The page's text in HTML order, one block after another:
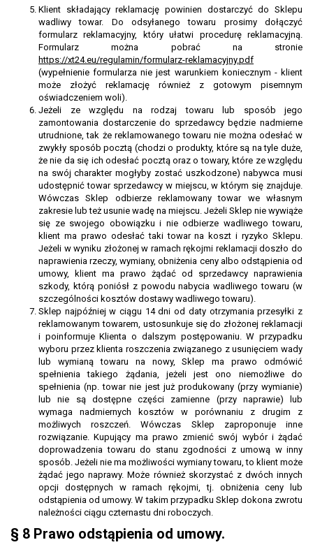
Klient składający reklamację powinien dostarczyć do Sklepu
wadliwy towar. Do odsyłanego towaru prosimy dołączyć
formularz reklamacyjny, który ułatwi procedurę reklamacyjną.
Formularz można pobrać na stronie
https://xt24.eu/regulamin/formularz-reklamacyjny.pdf
(wypełnienie formularza nie jest warunkiem koniecznym - klient
może złożyć reklamację również z gotowym pisemnym
oświadczeniem woli).
Jeżeli ze względu na rodzaj towaru lub sposób jego
zamontowania dostarczenie do sprzedawcy będzie nadmierne
utrudnione, tak że reklamowanego towaru nie można odesłać w
zwykły sposób pocztą (chodzi o produkty, które są na tyle duże,
że nie da się ich odesłać pocztą oraz o towary, które ze względu
na swój charakter mogłyby zostać uszkodzone) nabywca musi
udostępnić towar sprzedawcy w miejscu, w którym się znajduje.
Wówczas Sklep odbierze reklamowany towar we własnym
zakresie lub też usunie wadę na miejscu. Jeżeli Sklep nie wywiąże
się ze swojego obowiązku i nie odbierze wadliwego towaru,
klient ma prawo odesłać taki towar na koszt i ryzyko Sklepu.
Jeżeli w wyniku złożonej w ramach rękojmi reklamacji doszło do
naprawienia rzeczy, wymiany, obniżenia ceny albo odstąpienia od
umowy, klient ma prawo żądać od sprzedawcy naprawienia
szkody, którą poniósł z powodu nabycia wadliwego towaru (w
szczególności kosztów dostawy wadliwego towaru).
Sklep najpóźniej w ciągu 14 dni od daty otrzymania przesyłki z
reklamowanym towarem, ustosunkuje się do złożonej reklamacji
i poinformuje Klienta o dalszym postępowaniu. W przypadku
wyboru przez klienta roszczenia związanego z usunięciem wady
lub wymianą towaru na nowy, Sklep ma prawo odmówić
spełnienia takiego żądania, jeżeli jest ono niemożliwe do
spełnienia (np. towar nie jest już produkowany (przy wymianie)
lub nie są dostępne części zamienne (przy naprawie) lub
wymaga nadmiernych kosztów w porównaniu z drugim z
możliwych roszczeń. Wówczas Sklep zaproponuje inne
rozwiązanie. Kupujący ma prawo zmienić swój wybór i żądać
doprowadzenia towaru do stanu zgodności z umową w inny
sposób. Jeżeli nie ma możliwości wymiany towaru, to klient może
żądać jego naprawy. Może również skorzystać z dwóch innych
opcji dostępnych w ramach rękojmi, tj. obniżenia ceny lub
odstąpienia od umowy. W takim przypadku Sklep dokona zwrotu
należności ciągu czternastu dni roboczych.
§ 8 Prawo odstąpienia od umowy.